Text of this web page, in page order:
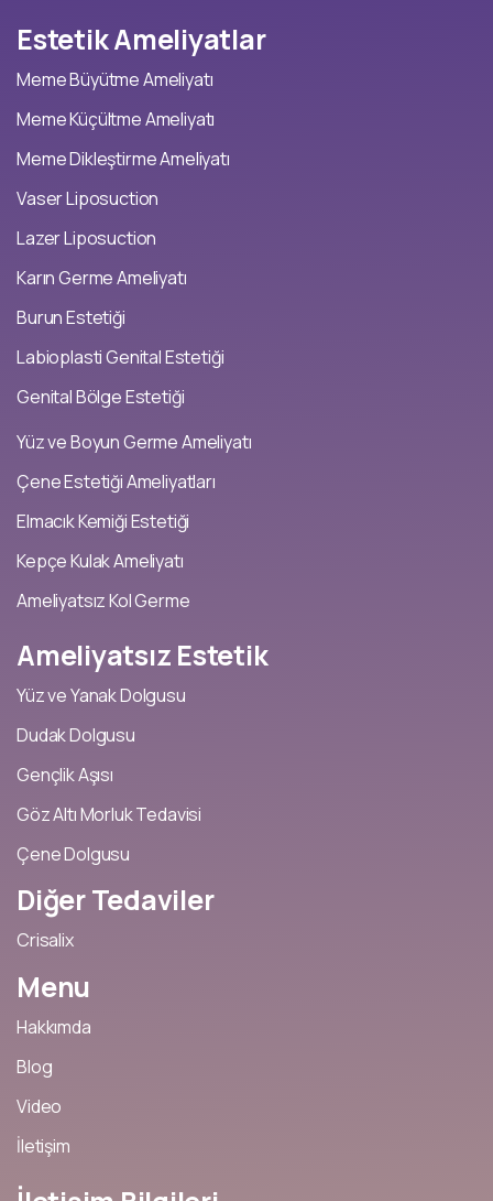
EstetikAmeliyatlar
Meme Büyütme Ameliyatı
Meme Küçültme Ameliyatı
Meme Dikleştirme Ameliyatı
Vaser Liposuction
Lazer Liposuction
Karın Germe Ameliyatı
Burun Estetiği
Labioplasti Genital Estetiği
Genital Bölge Estetiği
Yüz ve Boyun Germe Ameliyatı
Çene Estetiği Ameliyatları
Elmacık Kemiği Estetiği
Kepçe Kulak Ameliyatı
Ameliyatsız Kol Germe
Ameliyatsız Estetik
Yüz ve Yanak Dolgusu
Dudak Dolgusu
Gençlik Aşısı
Göz Altı Morluk Tedavisi
Çene Dolgusu
DiğerTedaviler
Crisalix
Menu
Hakkımda
Blog
Video
İletişim